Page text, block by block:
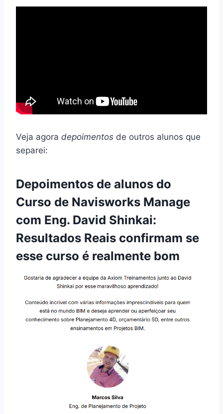
Veja agora depoimentos de outros alunos que
separei:
Depoimentos de alunos do
Curso de Navisworks Manage
com Eng. David Shinkai:
Resultados Reais confirmam se
esse curso é realmente bom